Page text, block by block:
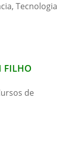
Tecnologia
FILHO
de